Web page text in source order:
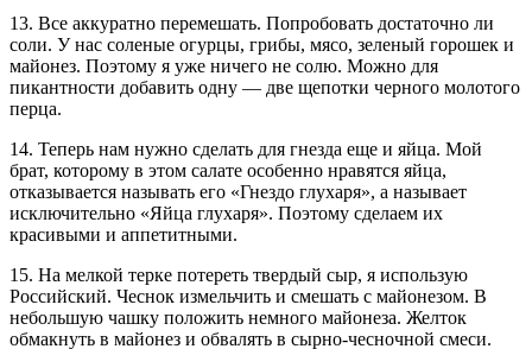
13. Все аккуратно перемешать. Попробовать достаточно ли
соли. У нас соленые огурцы, грибы, мясо, зеленый горошек и
майонез. Поэтому я уже ничего не солю. Можно для
пикантности добавить одну — две щепотки черного молотого
перца.
14. Теперь нам нужно сделать для гнезда еще и яйца. Мой
брат, которому в этом салате особенно нравятся яйца,
отказывается называть его «Гнездо глухаря», а называет
исключительно «Яйца глухаря». Поэтому сделаем их
красивыми и аппетитными.
15. На мелкой терке потереть твердый сыр, я использую
Российский. Чеснок измельчить и смешать с майонезом. В
небольшую чашку положить немного майонеза. Желток
обмакнуть в майонез и обвалять в сырно-чесночной смеси.